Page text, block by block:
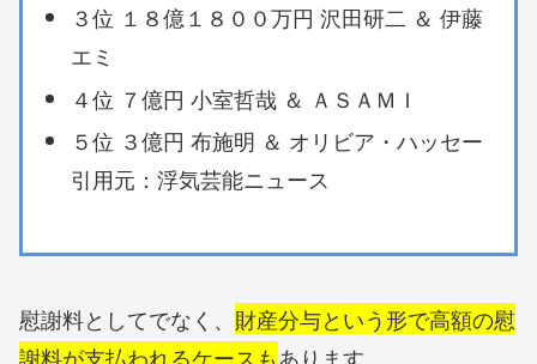
３位 １８億１８００万円 沢田研二 ＆ 伊藤
エミ
４位 ７億円 小室哲哉 ＆ ＡＳＡＭＩ
５位 ３億円 布施明 ＆ オリビア・ハッセー
引用元：浮気芸能ニュース
慰謝料としてでなく、 財産分与という形で高額の慰
謝料が支払われるケースもあります。